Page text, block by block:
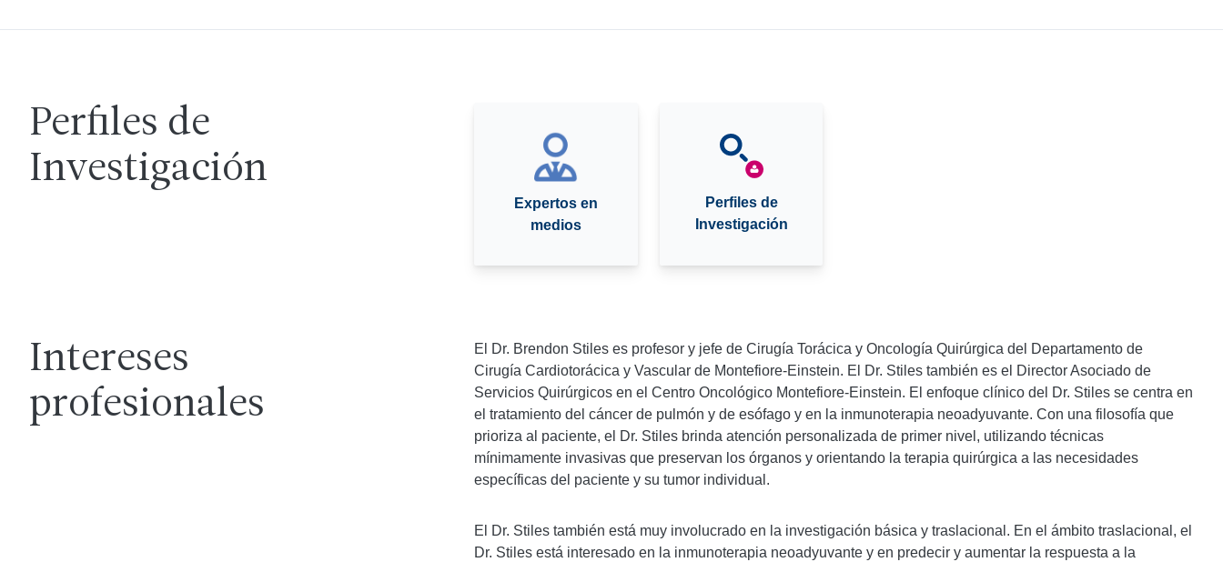
Perfiles de
Investigación
Expertos en
medios
Perfiles de
Investigación
Intereses
profesionales
El Dr. Brendon Stiles es profesor y jefe de Cirugía Torácica y Oncología Quirúrgica del Departamento de
Cirugía Cardiotorácica y Vascular de Montefiore-Einstein. El Dr. Stiles también es el Director Asociado de
Servicios Quirúrgicos en el Centro Oncológico Montefiore-Einstein. El enfoque clínico del Dr. Stiles se centra en
el tratamiento del cáncer de pulmón y de esófago y en la inmunoterapia neoadyuvante. Con una filosofía que
prioriza al paciente, el Dr. Stiles brinda atención personalizada de primer nivel, utilizando técnicas
mínimamente invasivas que preservan los órganos y orientando la terapia quirúrgica a las necesidades
específicas del paciente y su tumor individual.
El Dr. Stiles también está muy involucrado en la investigación básica y traslacional. En el ámbito traslacional, el
Dr. Stiles está interesado en la inmunoterapia neoadyuvante y en predecir y aumentar la respuesta a la